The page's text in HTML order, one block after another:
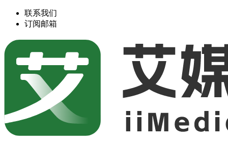
联系我们
订阅邮箱